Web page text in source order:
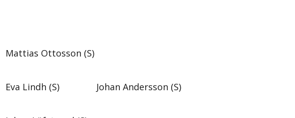
Mattias Ottosson (S)
Eva Lindh (S) Johan Andersson (S)